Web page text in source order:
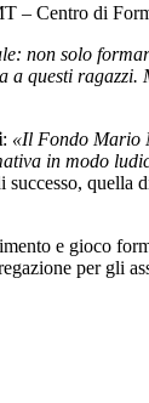
– Centro di
non solo
questi
: «Il Fondo Mario
in modo
successo, quella
e gioco
per gli